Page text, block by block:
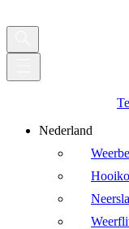
Nederland